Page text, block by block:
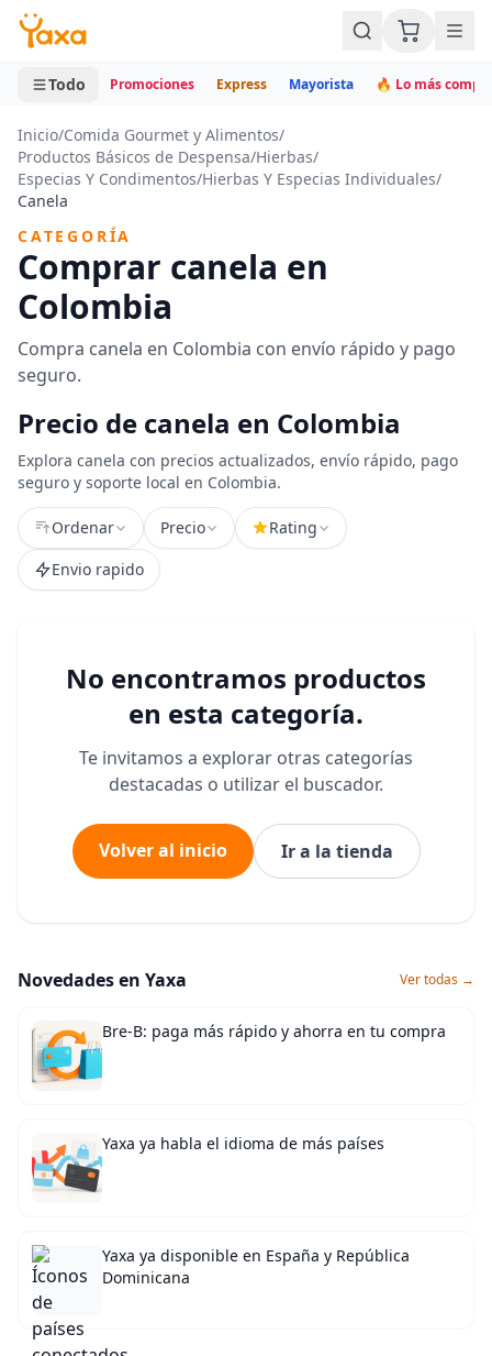
MINI CARRITO
0 productos
Todo Promociones Express Mayorista 🔥 Lo más
Inicio/Comida Gourmet y Alimentos/
Productos Básicos de Despensa/Hierbas/
Especias Y Condimentos/Hierbas Y Especias Individuales/
Canela
CATEGORÍA
Comprar canela en
Colombia
Compra canela en Colombia con envío rápido y pago
seguro.
Precio de canela en Colombia
Explora canela con precios actualizados, envío rápido, pago
seguro y soporte local en Colombia.
Ordenar Precio
Rating
Envio rapido
No encontramos productos
en esta categoría.
Te invitamos a explorar otras categorías
destacadas o utilizar el buscador.
Volver al inicio Ir a la tienda
Novedades en Yaxa Ver todas →
Bre-B: paga más rápido y ahorra en tu compra
Yaxa ya habla el idioma de más países
Yaxa ya disponible en España y República
Dominicana